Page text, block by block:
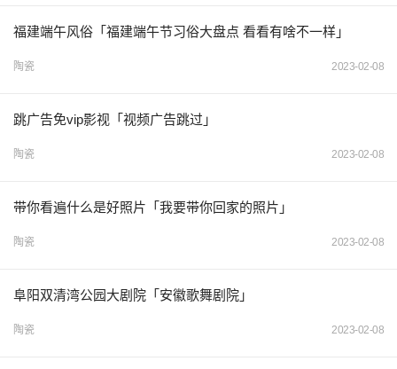
福建端午风俗「福建端午节习俗大盘点 看看有啥不一样」
陶瓷 2023-02-08
跳广告免vip影视「视频广告跳过」
陶瓷 2023-02-08
带你看遍什么是好照片「我要带你回家的照片」
陶瓷 2023-02-08
阜阳双清湾公园大剧院「安徽歌舞剧院」
陶瓷 2023-02-08